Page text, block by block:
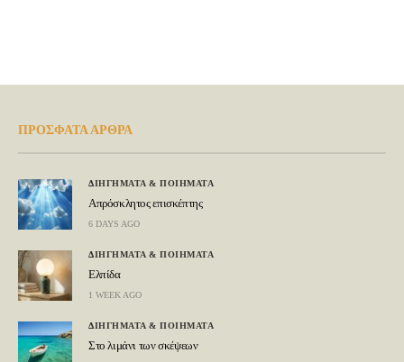
ΠΡΟΣΦΑΤΑ ΑΡΘΡΑ
ΔΙΗΓΗΜΑΤΑ & ΠΟΙΗΜΑΤΑ
Απρόσκλητος επισκέπτης
6 DAYS AGO
ΔΙΗΓΗΜΑΤΑ & ΠΟΙΗΜΑΤΑ
Ελπίδα
1 WEEK AGO
ΔΙΗΓΗΜΑΤΑ & ΠΟΙΗΜΑΤΑ
Στο λιμάνι των σκέψεων